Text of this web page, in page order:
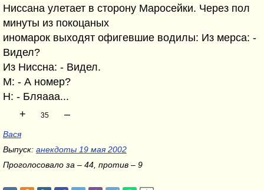
Ниссана улетает в сторону Маросейки. Через пол
минуты из покоцаных
иномарок выходят офигевшие водилы: Из мерса: -
Видел?
Из Ниссна: - Видел.
М: - А номер?
Н: - Бляааа...
+
35 –
Вася
Выпуск: анекдоты 19 мая 2002
Проголосовало за – 44, против – 9